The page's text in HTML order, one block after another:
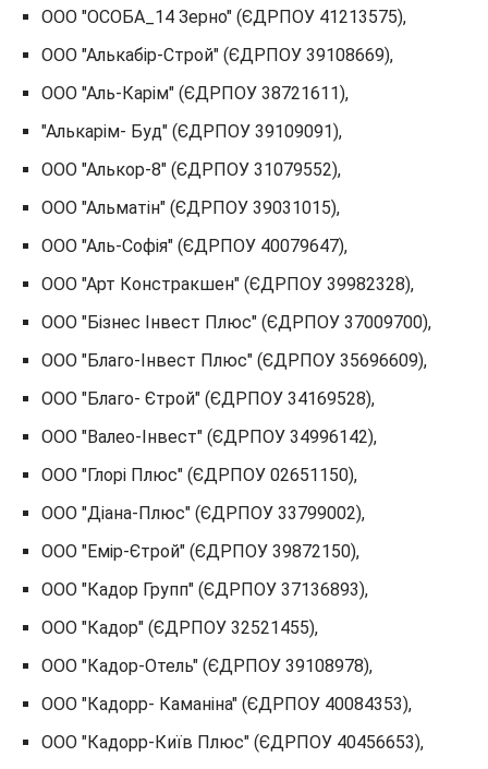
ООО "ОСОБА_14 Зерно" (ЄДРПОУ 41213575),
ООО "Алькабір-Строй" (ЄДРПОУ 39108669),
ООО "Аль-Карім" (ЄДРПОУ 38721611),
"Алькарім- Буд" (ЄДРПОУ 39109091),
ООО "Алькор-8" (ЄДРПОУ 31079552),
ООО "Альматін" (ЄДРПОУ 39031015),
ООО "Аль-Софія" (ЄДРПОУ 40079647),
ООО "Арт Констракшен" (ЄДРПОУ 39982328),
ООО "Бізнес Інвест Плюс" (ЄДРПОУ 37009700),
ООО "Благо-Інвест Плюс" (ЄДРПОУ 35696609),
ООО "Благо- Єтрой" (ЄДРПОУ 34169528),
ООО "Валео-Інвест" (ЄДРПОУ 34996142),
ООО "Глорі Плюс" (ЄДРПОУ 02651150),
ООО "Діана-Плюс" (ЄДРПОУ 33799002),
ООО "Емір-Єтрой" (ЄДРПОУ 39872150),
ООО "Кадор Групп" (ЄДРПОУ 37136893),
ООО "Кадор" (ЄДРПОУ 32521455),
ООО "Кадор-Отель" (ЄДРПОУ 39108978),
ООО "Кадорр- Каманіна" (ЄДРПОУ 40084353),
ООО "Кадорр-Київ Плюс" (ЄДРПОУ 40456653),